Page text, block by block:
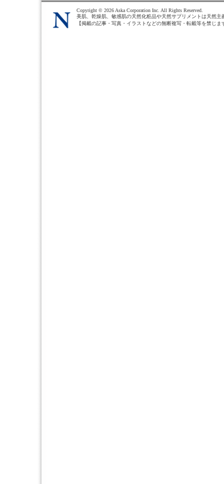
Copyright © 2026 Aska Corporation Inc. All Rights Reserved.
美肌、乾燥肌、敏感肌の天然化粧品や天然サプリメントは天然主
【掲載の記事・写真・イラストなどの無断複写・転載等を禁じま